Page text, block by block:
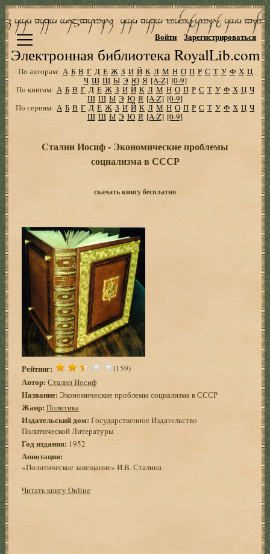
Электронная библиотека RoyalLib.com
Войти Зарегистрироваться
По авторам: А Б В Г Д Е Ж З И Й К Л М Н О П Р С Т У Ф Х Ц
Ч Ш Щ Ы Э Ю Я [A-Z] [0-9]
По книгам: А Б В Г Д Е Ж З И Й К Л М Н О П Р С Т У Ф Х Ц Ч
Ш Щ Ы Э Ю Я [A-Z] [0-9]
По сериям: А Б В Г Д Е Ж З И Й К Л М Н О П Р С Т У Ф Х Ц Ч
Ш Щ Ы Э Ю Я [A-Z] [0-9]
Сталин Иосиф - Экономические проблемы
социализма в СССР
скачать книгу бесплатно
Рейтинг: (159)
Автор: Сталин Иосиф
Название: Экономические проблемы социализма в СССР
Жанр: Политика
Издательский дом: Государственное Издательство
Политической Литературы
Год издания: 1952
Аннотация:
«Политическое завещание» И.В. Сталина
Читать книгу Online